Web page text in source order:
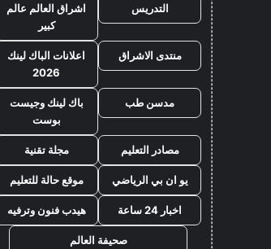
التدريس
اشراق العالم عالم
كبير
منتدى الاشراق
اعلانات الباك لينك
2026
مدسن طب
باك لينك وجيست
بوست
مصادر التعليم مجلة تقنية
يو ان بي الرياضي موقع حالة للتعليم
اخبار 24 ساعة هيدب فنون وترفيه
صحيفة العالم